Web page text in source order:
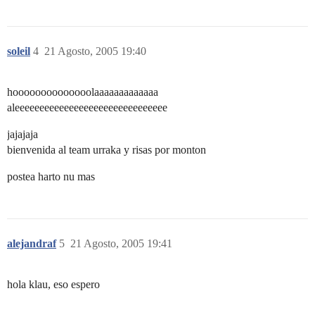
soleil 21 Agosto, 2005 19:40
4
hoooooooooooooolaaaaaaaaaaaaa
aleeeeeeeeeeeeeeeeeeeeeeeeeeeeeee
jajajaja
bienvenida al team urraka y risas por monton
postea harto nu mas
alejandraf 21 Agosto, 2005 19:41
5
hola klau, eso espero